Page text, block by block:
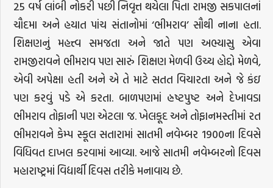
25 વર્ષ લાંબી નોકરી પછી નિવૃત્ત થયેલા પિતા રામજી સકપાલનાં
ચૌદમા અને હયાત પાંચ સંતાનોમાં ‘ભીમરાવ’ સૌથી નાના હતા.
શિક્ષણનું મહત્ત્વ સમજતા અને જાતે પણ અભ્યાસુ એવા
રામજીરાવને ભીમરાવ પણ સારું શિક્ષણ મેળવી ઉચ્ચ હોદ્દો મેળવે,
એવી અપેક્ષા હતી અને એ તે માટે સતત વિચારતા અને જે કંઇ
પણ કરવું પડે એ કરતા. બાળપણમાં હ્રષ્ટપુષ્ટ અને દેખાવડા
ભીમરાવ તોફાની પણ એટલા જ. ખેલકૂદ અને તોફાનમસ્તીમાં રત
ભીમરાવને કેમ્પ સ્કૂલ સતારામાં સાતમી નવેમ્બર 1900ના દિવસે
વિધિવત દાખલ કરવામાં આવ્યા. આજે સાતમી નવેમ્બરનો દિવસ
મહારાષ્ટ્રમાં વિદ્યાર્થી દિવસ તરીકે મનાવાય છે.